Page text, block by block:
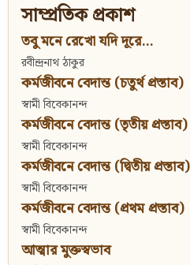
সাম্প্রতিক প্রকাশ
তবু মনে রেখো যদি দূরে...
রবীন্দ্রনাথ ঠাকুর
কর্মজীবনে বেদান্ত (চতুর্থ প্রস্তাব)
স্বামী বিবেকানন্দ
কর্মজীবনে বেদান্ত (তৃতীয় প্রস্তাব)
স্বামী বিবেকানন্দ
কর্মজীবনে বেদান্ত (দ্বিতীয় প্রস্তাব)
স্বামী বিবেকানন্দ
কর্মজীবনে বেদান্ত (প্রথম প্রস্তাব)
স্বামী বিবেকানন্দ
আত্মার মুক্তস্বভাব